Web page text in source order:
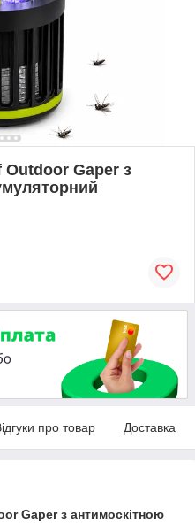
Outdoor Gaper з
про товар Доставка
Gaper з антимоскітною